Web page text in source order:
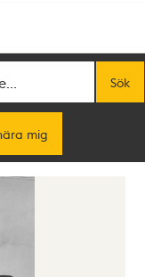
Sök
mig